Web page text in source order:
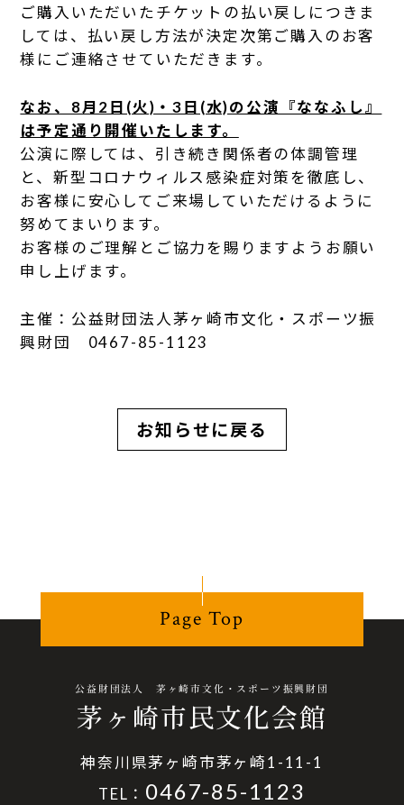
ご購入いただいたチケットの払い戻しにつきま
しては、払い戻し方法が決定次第ご購入のお客
様にご連絡させていただきます。
なお、8月2日(火)・3日(水)の公演『ななふし』
は予定通り開催いたします。
公演に際しては、引き続き関係者の体調管理
と、新型コロナウィルス感染症対策を徹底し、
お客様に安心してご来場していただけるように
努めてまいります。
お客様のご理解とご協力を賜りますようお願い
申し上げます。
主催：公益財団法人茅ヶ崎市文化・スポーツ振
興財団 0467-85-1123
お知らせに戻る
Page Top
公益財団法人 茅ヶ崎市文化・スポーツ振興財団
茅ヶ崎市民文化会館
神奈川県茅ヶ崎市茅ヶ崎1-11-1
TEL： 0467-85-1123